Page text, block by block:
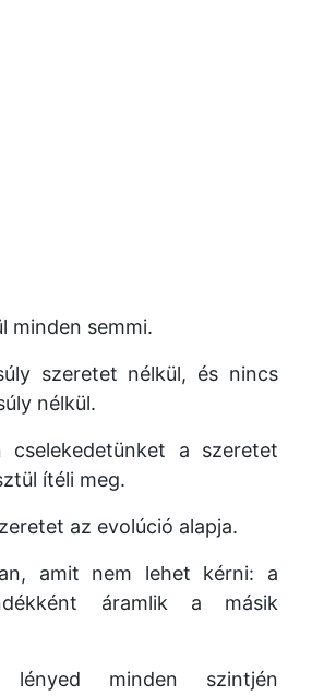
minden semmi.
szeretet nélkül, és nincs
nélkül.
cselekedetünket a szeretet
ítéli meg.
az evolúció alapja.
amit nem lehet kérni: a
áramlik a másik
minden szintjén